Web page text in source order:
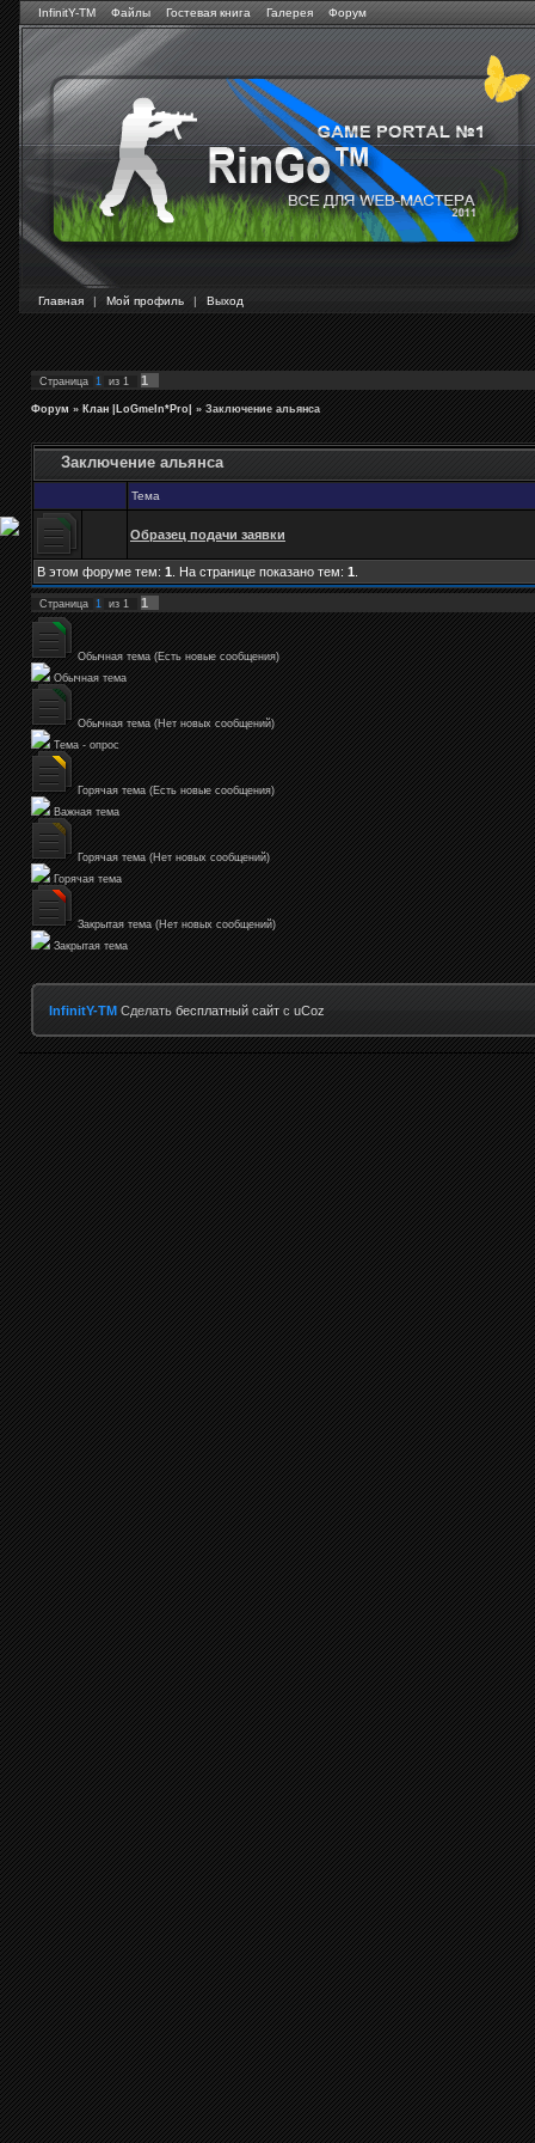
InfinitY-TM Файлы Гостевая книга Галерея Форум
Главная | Мой профиль | Выход
Страница 1 из 1 1
Форум » Клан |LoGmeIn*Pro| » Заключение альянса
Заключение альянса
Тема
Образец подачи заявки
В этом форуме тем: 1 . На странице показано тем: 1
Страница 1 из 1 1
Обычная тема (Есть новые сообщения)
Обычная тема
Обычная тема (Нет новых сообщений)
Тема - опрос
Горячая тема (Есть новые сообщения)
Важная тема
Горячая тема (Нет новых сообщений)
Горячая тема
Закрытая тема (Нет новых сообщений)
Закрытая тема
InfinitY-TM Сделать бесплатный сайт с uCoz